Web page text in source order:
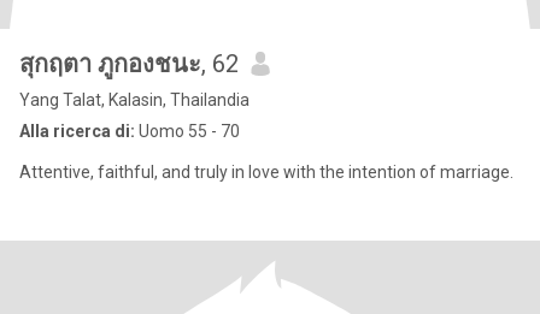
สุกฤตา ภูกองชนะ, 62
Yang Talat, Kalasin, Thailandia
Alla ricerca di: Uomo 55 - 70
Attentive, faithful, and truly in love with the intention of marriage.